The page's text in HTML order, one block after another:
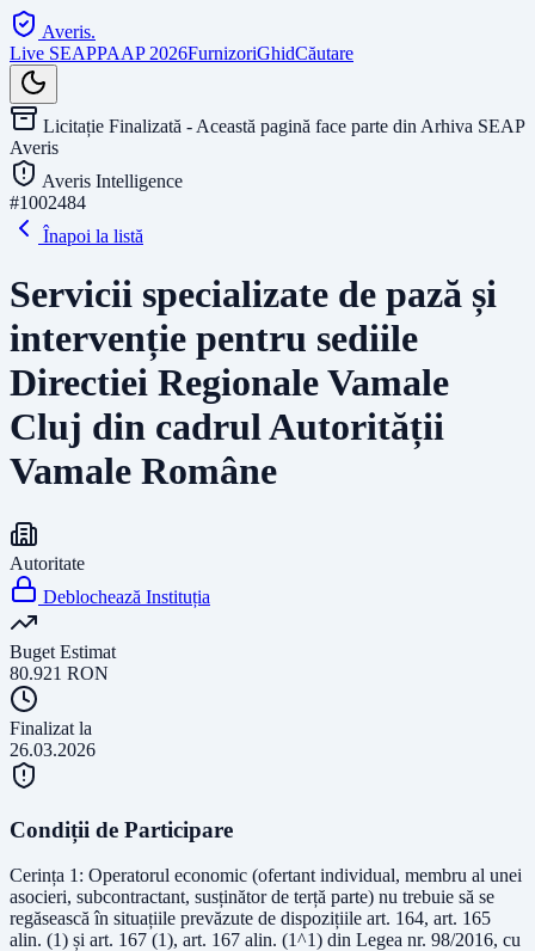
Averis.
Live SEAPPAAP 2026FurnizoriGhidCăutare
Licitație Finalizată - Această pagină face parte din Arhiva SEAP
Averis
Averis Intelligence
#1002484
Înapoi la listă
Servicii specializate de pază și
intervenție pentru sediile
Directiei Regionale Vamale
Cluj din cadrul Autorității
Vamale Române
Autoritate
Deblochează Instituția
Buget Estimat
80.921 RON
Finalizat la
26.03.2026
Condiții de Participare
Cerința 1: Operatorul economic (ofertant individual, membru al unei
asocieri, subcontractant, susținător de terță parte) nu trebuie să se
regăsească în situațiile prevăzute de dispozițiile art. 164, art. 165
alin. (1) și art. 167 (1), art. 167 alin. (1^1) din Legea nr. 98/2016, cu